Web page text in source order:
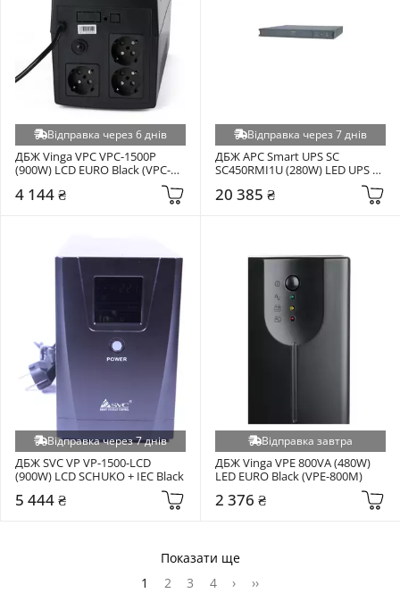
Відправка через 6 днів
ДБЖ Vinga VPC VPC-1500P
(900W) LCD EURO Black (VPC-
4 144 ₴
Відправка через 7 днів
ДБЖ APC Smart UPS SC
SC450RMI1U (280W) LED UPS
20 385 ₴
Відправка через 7 днів
ДБЖ SVC VP VP-1500-LCD
(900W) LCD SCHUKO + IEC Black
5 444 ₴
Відправка завтра
ДБЖ Vinga VPE 800VA (480W)
LED EURO Black (VPE-800M)
2 376 ₴
Показати ще
1
2 3 4 › ››